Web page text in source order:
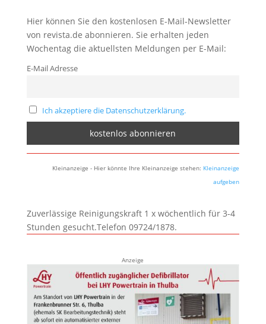
Hier können Sie den kostenlosen E-Mail-Newsletter
von revista.de abonnieren. Sie erhalten jeden
Wochentag die aktuellsten Meldungen per E-Mail:
E-Mail Adresse
Ich akzeptiere die Datenschutzerklärung.
Kleinanzeige - Hier könnte Ihre Kleinanzeige stehen: Kleinanzeige
aufgeben
Zuverlässige Reinigungskraft 1 x wöchentlich für 3-4
Stunden gesucht.Telefon 09724/1878.
Anzeige